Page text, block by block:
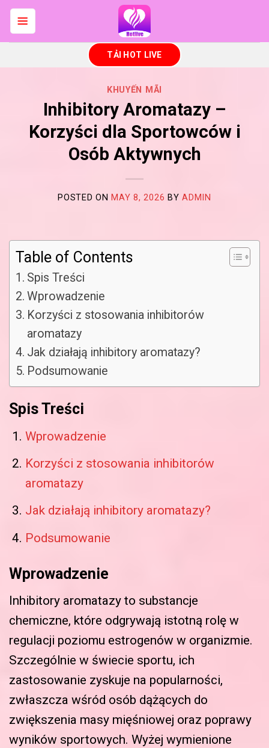
Skip
to
TẢI HOT LIVE
KHUYẾN MÃI
Inhibitory Aromatazy –
Korzyści dla Sportowców i
Osób Aktywnych
POSTED ONMAY 8, 2026 BYADMIN
Table of Contents
Spis Treści
Wprowadzenie
Korzyści z stosowania inhibitorów
aromatazy
Jak działają inhibitory aromatazy?
Podsumowanie
Spis Treści
Wprowadzenie
Korzyści z stosowania inhibitorów
aromatazy
Jak działają inhibitory aromatazy?
Podsumowanie
Wprowadzenie
Inhibitory aromatazy to substancje
chemiczne, które odgrywają istotną rolę w
regulacji poziomu estrogenów w organizmie.
Szczególnie w świecie sportu, ich
zastosowanie zyskuje na popularności,
zwłaszcza wśród osób dążących do
zwiększenia masy mięśniowej oraz poprawy
wyników sportowych. Wyżej wymienione